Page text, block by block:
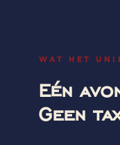
WAT HET
Eén
Geen